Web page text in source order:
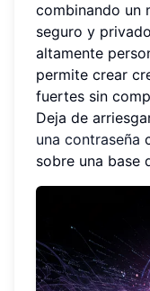
combinando un
seguro y
altamente
permite crear
fuertes sin
Deja de
una contraseña
sobre una base